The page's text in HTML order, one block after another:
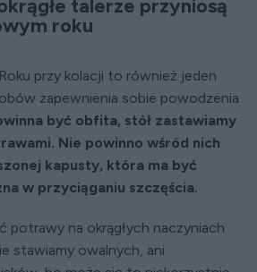
talerze przyniosą
roku
przy kolacji to również jeden
zapewnienia sobie powodzenia
być obfita, stół zastawiamy
Nie powinno wśród nich
kapusty, która ma być
w przyciąganiu szczęścia.
potrawy na okrągłych naczyniach
stawiamy owalnych, ani